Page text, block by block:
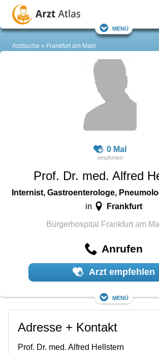
Menü
Arztsuche Frankfurt am Main
0 Mal
Prof. Dr. med. Alfred
Internist, Gastroenterologe,
in Frankfurt
Bürgerhospital Frankfurt am
Anrufen
Arzt empfehlen
Menü
Adresse + Kontakt
Prof. Dr. med. Alfred Hellstern